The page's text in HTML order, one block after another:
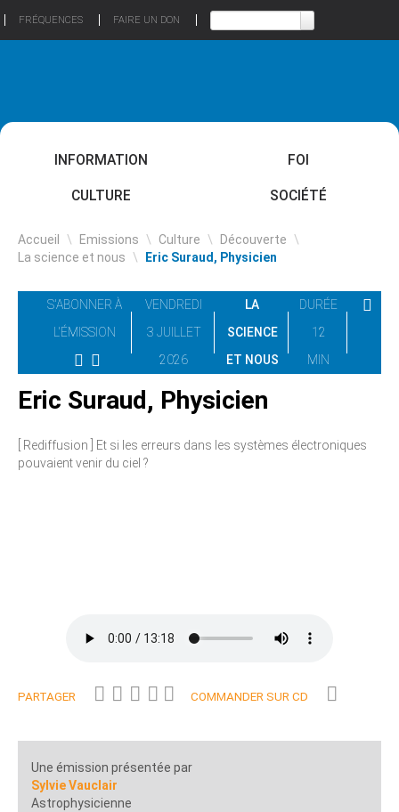
FRÉQUENCES FAIRE UN DON
INFORMATION FOI
CULTURE SOCIÉTÉ
Accueil \ Emissions \ Culture \ Découverte \
La science et nous \ Eric Suraud, Physicien
S'ABONNER À
L'ÉMISSION
VENDREDI
3 JUILLET
2026
LA
SCIENCE
ET NOUS
DURÉE
12
MIN
Eric Suraud, Physicien
[ Rediffusion ] Et si les erreurs dans les systèmes électroniques
pouvaient venir du ciel ?
PARTAGER COMMANDER SUR CD
Une émission présentée par
Sylvie Vauclair
Astrophysicienne